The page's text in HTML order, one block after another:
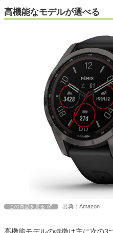
高機能なモデルが選べる
この商品を見る 出典：Amazon